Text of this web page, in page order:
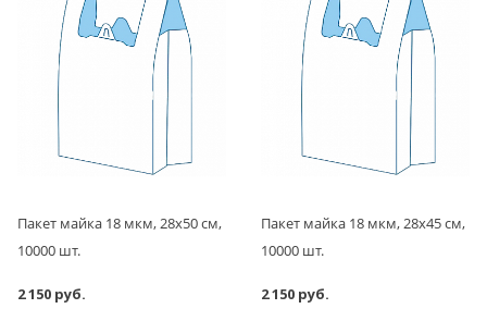
Пакет майка 18 мкм, 28х50 см,
10000 шт.
2 150 руб.
Пакет майка 18 мкм, 28х45 см,
10000 шт.
2 150 руб.